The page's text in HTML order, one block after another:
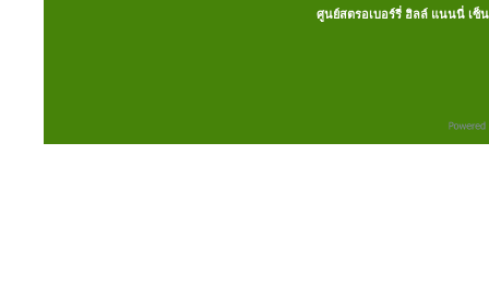
ศูนย์สตรอเบอร์รี่ ฮิลล์ แนนนี่ เซ็น